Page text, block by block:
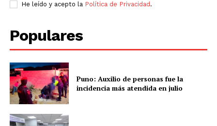
He leído y acepto la Política de Privacidad .
Populares
Puno: Auxilio de personas fue la
incidencia más atendida en julio